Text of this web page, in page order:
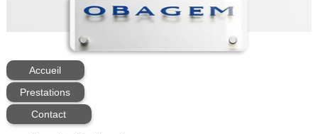
Accueil
Prestations
Contact